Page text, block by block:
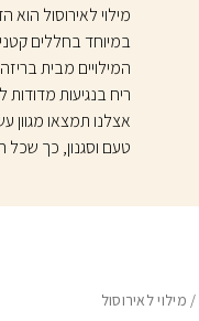
מילוי לאירוסול
במיוחד בחללים
המילויים מבית
ריח בנגיעות
טעם וסגנון, כך שכל
/ מילוי לאירוסול